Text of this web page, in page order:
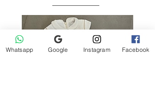
Whatsapp Google Instagram Facebook